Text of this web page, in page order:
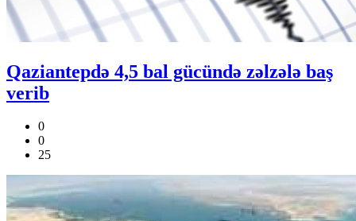
Qaziantepdə 4,5 bal gücündə zəlzələ baş
verib
0
0
25